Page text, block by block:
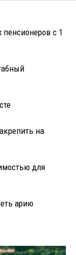
с 1
на
для
арию